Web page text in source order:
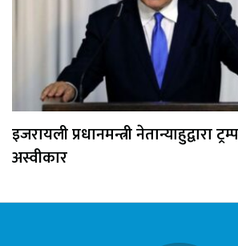
इजरायली प्रधानमन्त्री नेतान्याहुद्वारा
अस्वीकार